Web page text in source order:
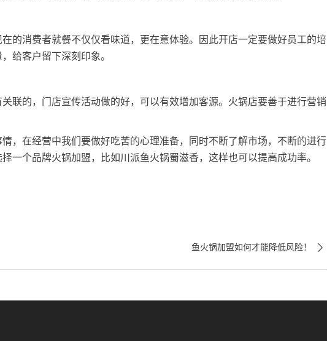
消费者就餐不仅仅看味道，更在意体验。因此开店一定要做好员工的培
给客户留下深刻印象。
的，门店宣传活动做的好，可以有效增加客源。火锅店要善于进行营销
在经营中我们要做好吃苦的心理准备，同时不断了解市场，不断的进行
一个品牌火锅加盟，比如川派鱼火锅蜀滋香，这样也可以提高成功率。

鱼火锅加盟如何才能降低风险！